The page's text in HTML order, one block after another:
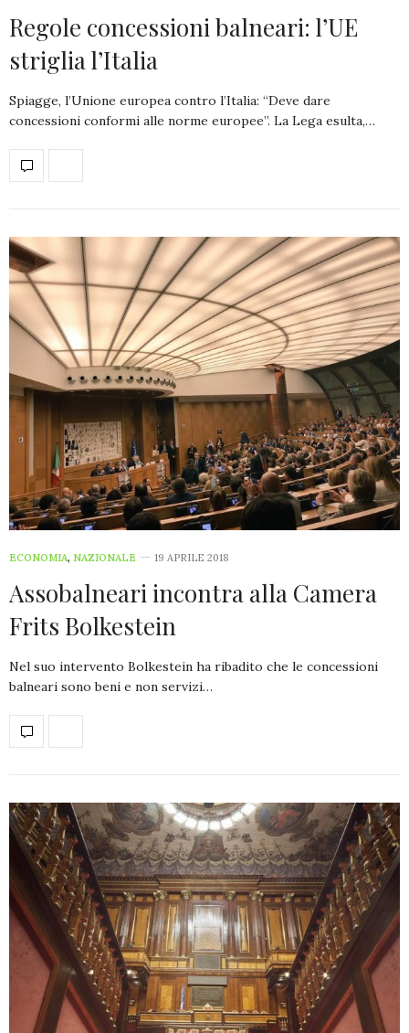
Regole concessioni balneari: l’UE
striglia l’Italia
Spiagge, l’Unione europea contro l’Italia: “Deve dare
concessioni conformi alle norme europee”. La Lega esulta,…
ECONOMIA, NAZIONALE 19 APRILE 2018
Assobalneari incontra alla Camera
Frits Bolkestein
Nel suo intervento Bolkestein ha ribadito che le concessioni
balneari sono beni e non servizi…